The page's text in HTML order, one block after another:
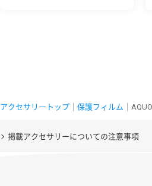
アクセサリートップ 保護フィルム ｜
掲載アクセサリーについての注意事項